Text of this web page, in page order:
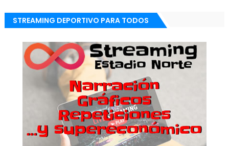
STREAMING DEPORTIVO PARA TODOS